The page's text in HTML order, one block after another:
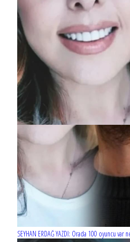
SEYHAN ERDAĞ YAZDI: Orada 100 oyuncu var